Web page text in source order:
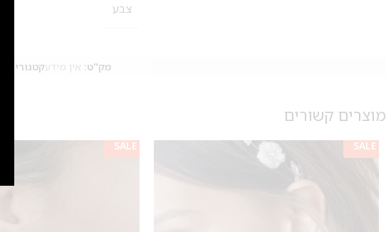
צבע
מק"ט: אין מידעקטגוריות:
מוצרים קשורים
SALE
SALE